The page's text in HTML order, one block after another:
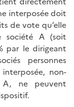
interposée doit
de vote qu’elle
société A (soit
par le dirigeant
personnes
non-
ne peuvent